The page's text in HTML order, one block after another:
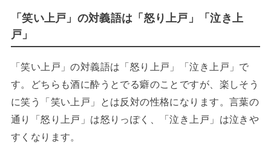
「笑い上戸」の対義語は「怒り上戸」「泣き上
戸」
「笑い上戸」の対義語は「怒り上戸」「泣き上戸」で
す。どちらも酒に酔うとでる癖のことですが、楽しそう
に笑う「笑い上戸」とは反対の性格になります。言葉の
通り「怒り上戸」は怒りっぽく、「泣き上戸」は泣きや
すくなります。